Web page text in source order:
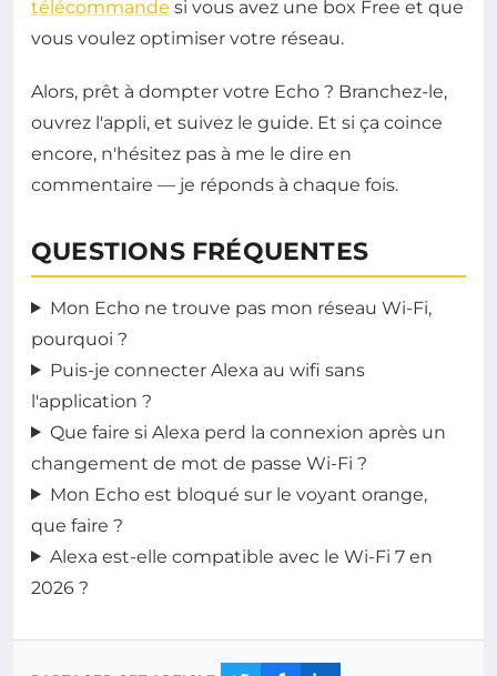
télécommande si vous avez une box Free et que
vous voulez optimiser votre réseau.
Alors, prêt à dompter votre Echo ? Branchez-le,
ouvrez l'appli, et suivez le guide. Et si ça coince
encore, n'hésitez pas à me le dire en
commentaire — je réponds à chaque fois.
QUESTIONS FRÉQUENTES
Mon Echo ne trouve pas mon réseau Wi-Fi,
pourquoi ?
Puis-je connecter Alexa au wifi sans
l'application ?
Que faire si Alexa perd la connexion après un
changement de mot de passe Wi-Fi ?
Mon Echo est bloqué sur le voyant orange,
que faire ?
Alexa est-elle compatible avec le Wi-Fi 7 en
2026 ?